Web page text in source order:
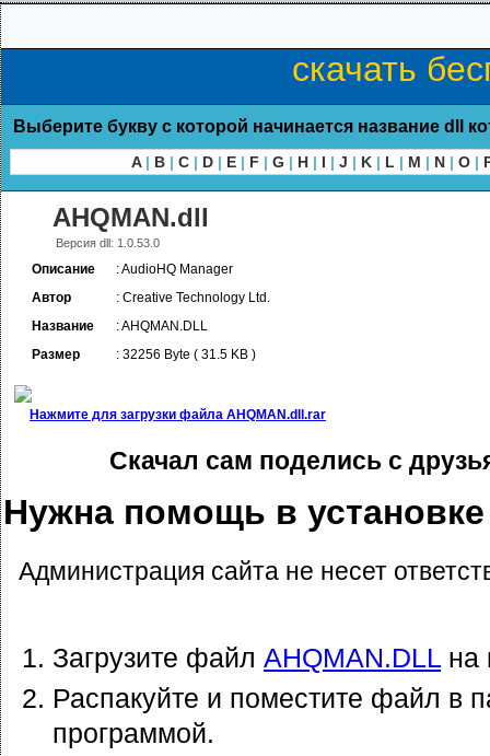
скачать
Выберите букву с которой начинается название dll
A | B | C | D | E | F | G | H | I | J | K | L | M | N | O |
AHQMAN.dll
Версия dll: 1.0.53.0
Описание
: AudioHQ Manager
Автор
: Creative Technology Ltd.
Название
: AHQMAN.DLL
Размер
: 32256 Byte ( 31.5 KB )
Нажмите для загрузки файла AHQMAN.dll.rar
Скачал сам поделись с
Нужна помощь в
Администрация сайта не несет
Загрузите файл AHQMAN.DLL на
Распакуйте и поместите файл в
программой.